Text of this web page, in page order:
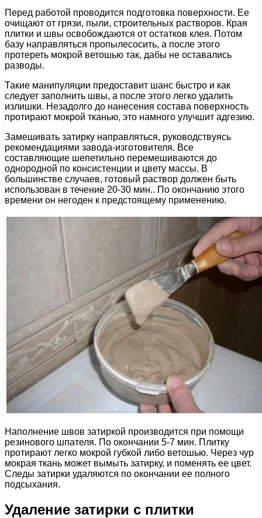
Перед работой проводится подготовка поверхности. Ее
очищают от грязи, пыли, строительных растворов. Края
плитки и швы освобождаются от остатков клея. Потом
базу направляться пропылесосить, а после этого
протереть мокрой ветошью так, дабы не оставались
разводы.
Такие манипуляции предоставит шанс быстро и как
следует заполнить швы, а после этого легко удалить
излишки. Незадолго до нанесения состава поверхность
протирают мокрой тканью, это намного улучшит адгезию.
Замешивать затирку направляться, руководствуясь
рекомендациями завода-изготовителя. Все
составляющие шепетильно перемешиваются до
однородной по консистенции и цвету массы. В
большинстве случаев, готовый раствор должен быть
использован в течение 20-30 мин.. По окончанию этого
времени он негоден к предстоящему применению.
Наполнение швов затиркой производится при помощи
резинового шпателя. По окончании 5-7 мин. Плитку
протирают легко мокрой губкой либо ветошью. Через чур
мокрая ткань может вымыть затирку, и поменять ее цвет.
Следы затирки удаляются по окончании ее полного
подсыхания.
Удаление затирки с плитки